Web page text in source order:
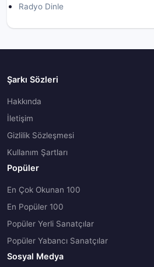
Radyo Dinle
Şarkı Sözleri
Hakkında
İletişim
Gizlilik Sözleşmesi
Kullanım Şartları
Popüler
En Çok Okunan 100
En Popüler 100
Popüler Yerli Sanatçılar
Popüler Yabancı Sanatçılar
Sosyal Medya